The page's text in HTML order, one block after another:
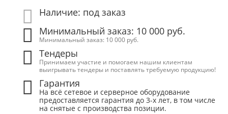
Наличие: под заказ
Минимальный заказ: 10 000 руб.
Минимальный заказ: 10 000 руб.
Тендеры
Принимаем участие и помогаем нашим клиентам
выигрывать тендеры и поставлять требуемую продукцию!
Гарантия
На всё сетевое и серверное оборудование
предоставляется гарантия до 3-х лет, в том числе
на снятые с производства позиции.